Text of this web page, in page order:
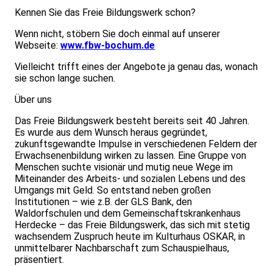
Kennen Sie das Freie Bildungswerk schon?
Wenn nicht, stöbern Sie doch einmal auf unserer
Webseite: www.fbw-bochum.de
Vielleicht trifft eines der Angebote ja genau das, wonach
sie schon lange suchen.
Über uns
Das Freie Bildungswerk besteht bereits seit 40 Jahren.
Es wurde aus dem Wunsch heraus gegründet,
zukunftsgewandte Impulse in verschiedenen Feldern der
Erwachsenenbildung wirken zu lassen. Eine Gruppe von
Menschen suchte visionär und mutig neue Wege im
Miteinander des Arbeits- und sozialen Lebens und des
Umgangs mit Geld. So entstand neben großen
Institutionen – wie z.B. der GLS Bank, den
Waldorfschulen und dem Gemeinschaftskrankenhaus
Herdecke – das Freie Bildungswerk, das sich mit stetig
wachsendem Zuspruch heute im Kulturhaus OSKAR, in
unmittelbarer Nachbarschaft zum Schauspielhaus,
präsentiert.